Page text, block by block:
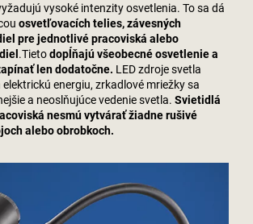
vysoké intenzity osvetlenia. To sa dá
osvetľovacích telies, závesných
pre jednotlivé pracoviská alebo
.Tietodopĺňajú všeobecné osvetlenie a
len dodatočne. LED zdroje svetla
energiu, zrkadlové mriežky sa
a neoslňujúce vedenie svetla. Svietidlá
nesmú vytvárať žiadne rušivé
alebo obrobkoch.